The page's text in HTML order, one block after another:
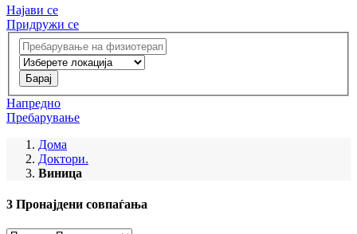
Најави се
Придружи се
Напредно
Пребарување
Дома
Доктори.
Виница
3 Пронајдени совпаѓања